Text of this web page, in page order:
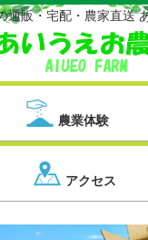
通販・宅配・農家直送
農業体験
アクセス